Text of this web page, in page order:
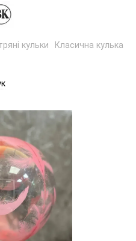
кульки Класична кулька